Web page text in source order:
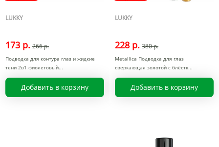
LUKKY
173 р. 266 р.
Подводка для контура глаз и жидкие
тени 2в1 фиолетовый
Добавить в корзину
LUKKY
228 р. 380 р.
Metallica Подводка для глаз
сверкающая золотой с блёстк
Добавить в корзину